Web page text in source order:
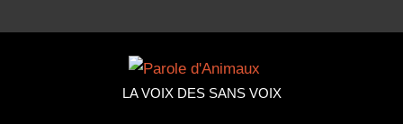
au
LA VOIX DES SANS VOIX